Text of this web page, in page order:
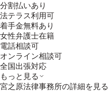
分割払いあり
法テラス利用可
着手金無料あり
女性弁護士在籍
電話相談可
オンライン相談可
全国出張対応
もっと見る
宮之原法律事務所の詳細を見る